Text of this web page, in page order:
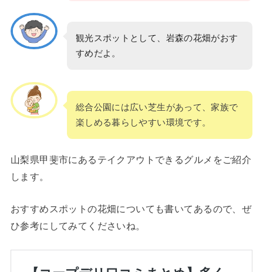
観光スポットとして、岩森の花畑がおす
すめだよ。
総合公園には広い芝生があって、家族で
楽しめる暮らしやすい環境です。
山梨県甲斐市にあるテイクアウトできるグルメをご紹介
します。
おすすめスポットの花畑についても書いてあるので、ぜ
ひ参考にしてみてくださいね。